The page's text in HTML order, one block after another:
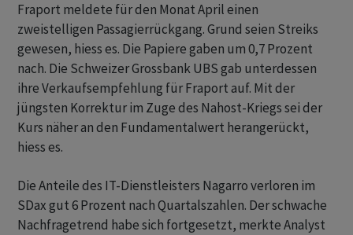
Fraport meldete für den Monat April einen
zweistelligen Passagierrückgang. Grund seien Streiks
gewesen, hiess es. Die Papiere gaben um 0,7 Prozent
nach. Die Schweizer Grossbank UBS gab unterdessen
ihre Verkaufsempfehlung für Fraport auf. Mit der
jüngsten Korrektur im Zuge des Nahost-Kriegs sei der
Kurs näher an den Fundamentalwert herangerückt,
hiess es.
Die Anteile des IT-Dienstleisters Nagarro verloren im
SDax gut 6 Prozent nach Quartalszahlen. Der schwache
Nachfragetrend habe sich fortgesetzt, merkte Analyst